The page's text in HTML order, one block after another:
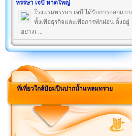
หรรษา เจบี หาดใหญ่
โรงแรมหรรษา เจบี ได้รับการออกแบบ
ทั้งเพื่อธุรกิจและเพื่อการพักผ่อน ตั้งอยู่
อย่างเ ...
ที่เที่ยวใกล้ป้อมปืนปากน้ำแหลมทราย